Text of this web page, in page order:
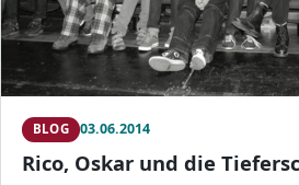
BLOG 03.06.2014
Rico, Oskar und die